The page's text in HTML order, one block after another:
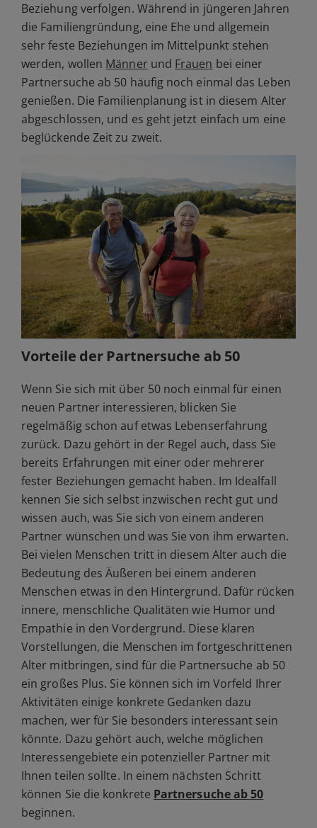
Beziehung verfolgen. Während in jüngeren Jahren
die Familiengründung, eine Ehe und allgemein
sehr feste Beziehungen im Mittelpunkt stehen
werden, wollen Männer und Frauen bei einer
Partnersuche ab 50 häufig noch einmal das Leben
genießen. Die Familienplanung ist in diesem Alter
abgeschlossen, und es geht jetzt einfach um eine
beglückende Zeit zu zweit.
Vorteile der Partnersuche ab 50
Wenn Sie sich mit über 50 noch einmal für einen
neuen Partner interessieren, blicken Sie
regelmäßig schon auf etwas Lebenserfahrung
zurück. Dazu gehört in der Regel auch, dass Sie
bereits Erfahrungen mit einer oder mehrerer
fester Beziehungen gemacht haben. Im Idealfall
kennen Sie sich selbst inzwischen recht gut und
wissen auch, was Sie sich von einem anderen
Partner wünschen und was Sie von ihm erwarten.
Bei vielen Menschen tritt in diesem Alter auch die
Bedeutung des Äußeren bei einem anderen
Menschen etwas in den Hintergrund. Dafür rücken
innere, menschliche Qualitäten wie Humor und
Empathie in den Vordergrund. Diese klaren
Vorstellungen, die Menschen im fortgeschrittenen
Alter mitbringen, sind für die Partnersuche ab 50
ein großes Plus. Sie können sich im Vorfeld Ihrer
Aktivitäten einige konkrete Gedanken dazu
machen, wer für Sie besonders interessant sein
könnte. Dazu gehört auch, welche möglichen
Interessengebiete ein potenzieller Partner mit
Ihnen teilen sollte. In einem nächsten Schritt
können Sie die konkrete Partnersuche ab 50
beginnen.